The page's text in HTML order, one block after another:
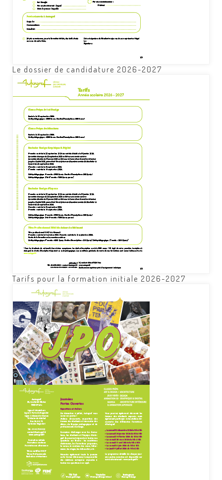
Le dossier de candidature 2026-2027
Tarifs pour la formation initiale 2026-2027